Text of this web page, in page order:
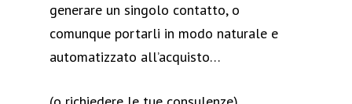
generare un singolo contatto, o
comunque portarli in modo naturale e
automatizzato all’acquisto…